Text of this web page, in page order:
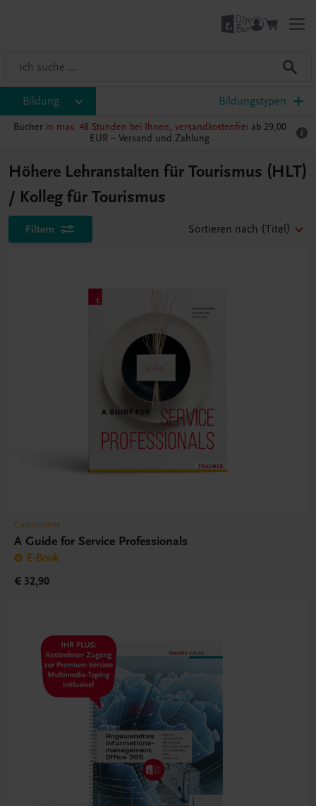
Bildung Bildungstypen
Bücher in max. 48 Stunden bei Ihnen, versandkostenfrei ab 29,00
EUR – Versand und Zahlung
Höhere Lehranstalten für Tourismus (HLT)
/ Kolleg für Tourismus
Filtern Sortieren nach (Titel)
Gastronomie
A Guide for Service Professionals
E-Book
€ 32,90